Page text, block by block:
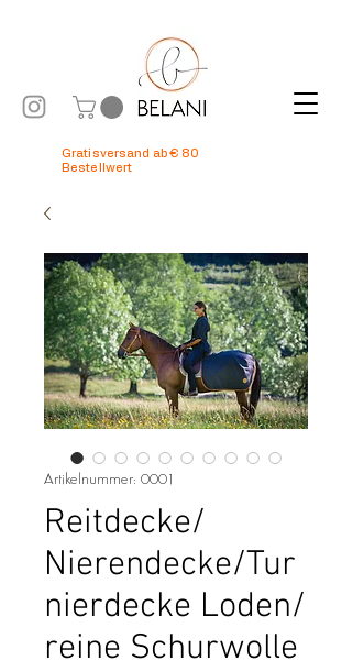
Gratisversand ab € 80
Bestellwert
Artikelnummer: 0001
Reitdecke/
Nierendecke/Tur
nierdecke Loden/
reine Schurwolle